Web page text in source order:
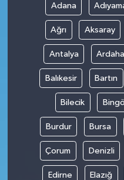
Adana
Ağrı Aksaray
Antalya
Balıkesir Bartın
Bilecik
Burdur Bursa
Çorum Denizli
Edirne Elazığ